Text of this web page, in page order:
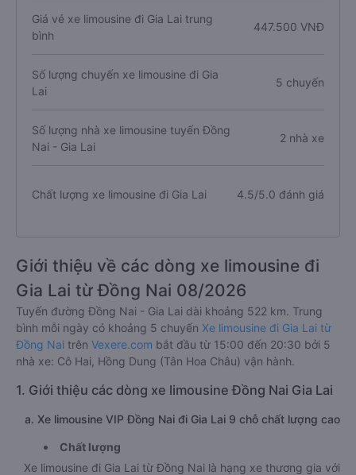
Giá vé xe limousine đi Gia Lai trung
bình
447.500 VNĐ
Số lượng chuyến xe limousine đi Gia
Lai
5 chuyến
Số lượng nhà xe limousine tuyến Đồng
Nai - Gia Lai
2 nhà xe
Chất lượng xe limousine đi Gia Lai 4.5/5.0 đánh giá
Giới thiệu về các dòng xe limousine đi
Gia Lai từ Đồng Nai 08/2026
Tuyến đường Đồng Nai - Gia Lai dài khoảng 522 km. Trung
bình mỗi ngày có khoảng 5 chuyến Xe limousine đi Gia Lai từ
Đồng Nai trên Vexere.com bắt đầu từ 15:00 đến 20:30 bởi 5
nhà xe: Cô Hai, Hồng Dung (Tân Hoa Châu) vận hành.
1. Giới thiệu các dòng xe limousine Đồng Nai Gia Lai
a. Xe limousine VIP Đồng Nai đi Gia Lai 9 chỗ chất lượng cao
Chất lượng
Xe limousine đi Gia Lai từ Đồng Nai là hạng xe thương gia với